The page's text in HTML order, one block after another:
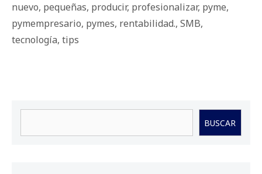
nuevo, pequeñas, producir, profesionalizar, pyme,
pymempresario, pymes, rentabilidad., SMB,
tecnología, tips
BUSCAR